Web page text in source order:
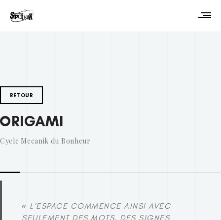
RETOUR
Cycle Mecanik du Bonheur
« L’ESPACE COMMENCE AINSI AVEC
SEULEMENT DES MOTS, DES SIGNES